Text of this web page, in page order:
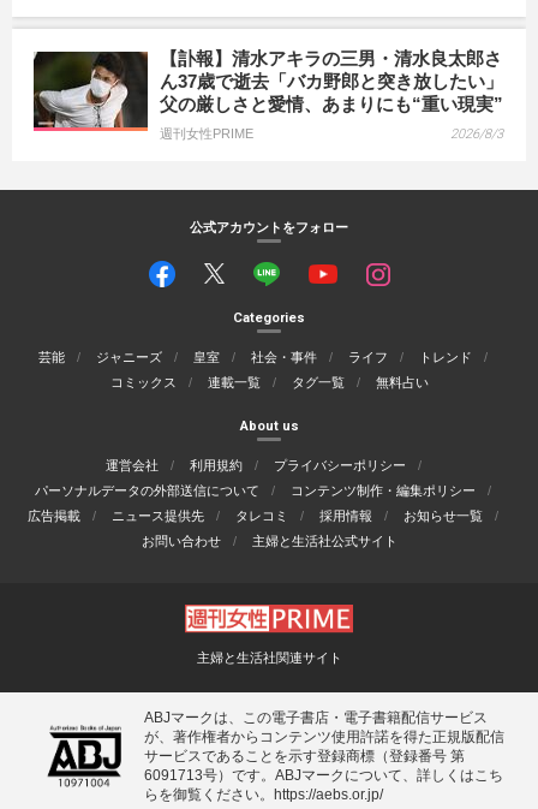
【訃報】清水アキラの三男・清水良太郎さ
ん37歳で逝去「バカ野郎と突き放したい」
父の厳しさと愛情、あまりにも“重い現実”
週刊女性PRIME 2026/8/3
公式アカウントをフォロー
Categories
芸能 ジャニーズ 皇室 社会・事件 ライフ
トレンド
コミックス
連載一覧 タグ一覧 無料占い
About us
運営会社 利用規約
プライバシーポリシー
パーソナルデータの外部送信について
コンテンツ制作・編集ポリシー
広告掲載
ニュース提供先 タレコミ 採用情報
お知らせ一覧
お問い合わせ
主婦と生活社公式サイト
主婦と生活社関連サイト
ABJマークは、この電子書店・電子書籍配信サービス
が、著作権者からコンテンツ使用許諾を得た正規版配信
サービスであることを示す登録商標（登録番号 第
6091713号）です。ABJマークについて、詳しくはこち
らを御覧ください。
https://aebs.or.jp/